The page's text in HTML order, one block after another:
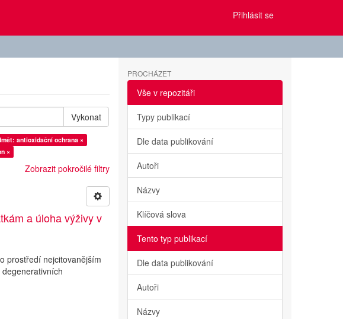
Přihlásit se
Vykonat
antioxidační ochrana ×
×
Zobrazit pokročilé filtry
a úloha výživy v
prostředí nejcitovanějším
PROCHÁZET
Vše v repozitáři
Typy publikací
Dle data publikování
Autoři
Názvy
Klíčová slova
Tento typ publikací
Dle data publikování
Autoři
Názvy